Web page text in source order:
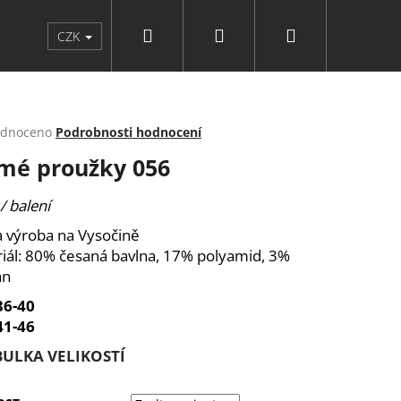
a doplňky Punčochové zboží
CZK Přihlášení
Podrobnosti hodnocení
proužky 056
balení
výroba na Vysočině
80% česaná bavlna, 17% polyamid, 3%
40
46
VELIKOSTÍ